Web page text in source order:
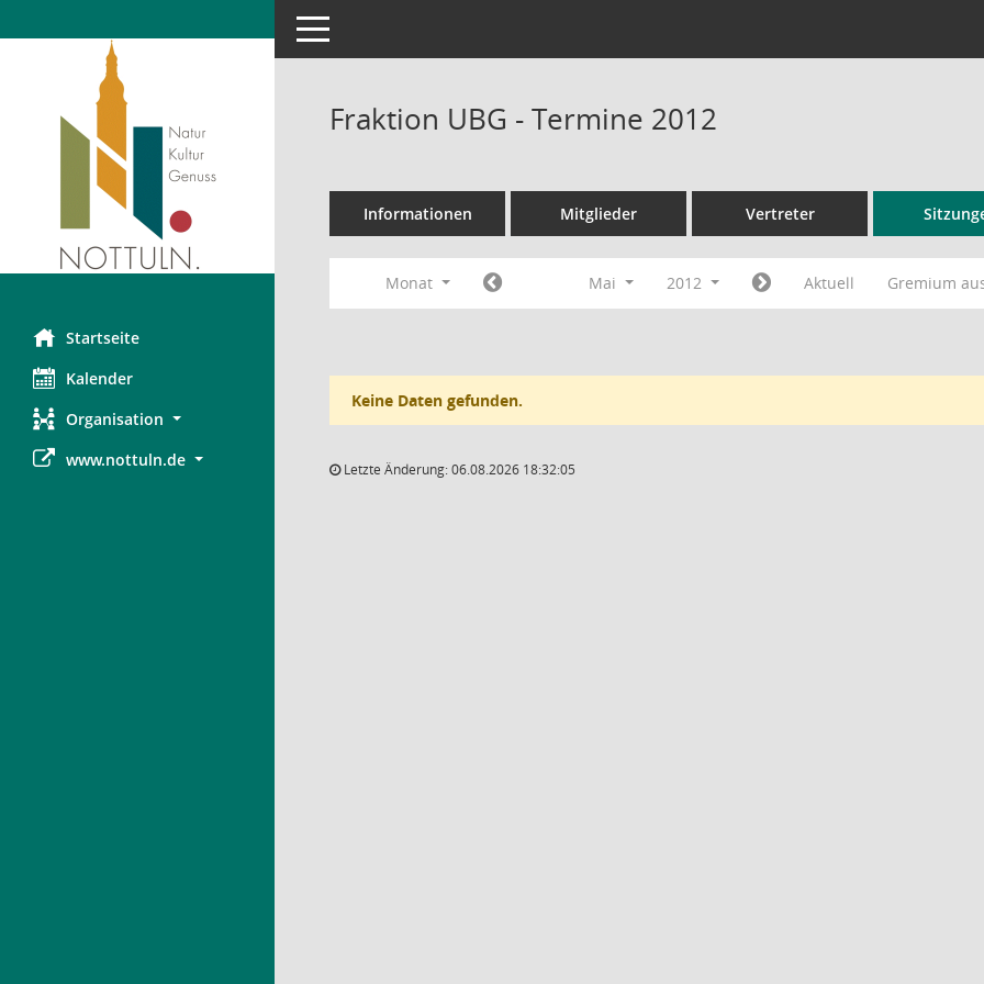
Startseite
Kalender
Organisation
www.nottuln.de
Toggle navigation
Fraktion UBG - Termine 2012
Informationen Mitglieder Vertreter
Monat Mai 2012 Aktuell Gremium
Keine Daten gefunden.
Letzte Änderung: 06.08.2026 18:32:05